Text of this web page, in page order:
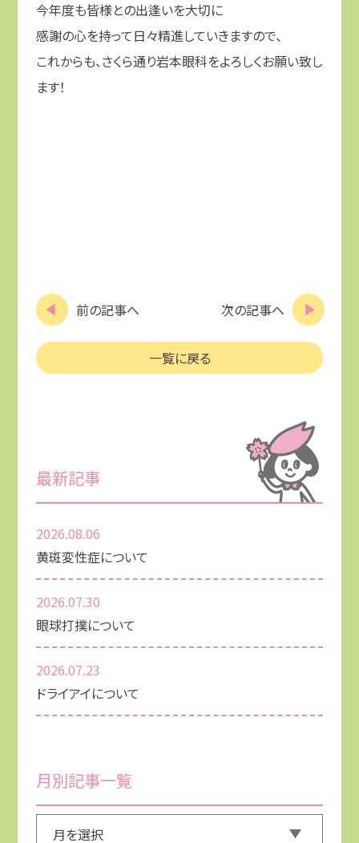
今年度も皆様との出逢いを大切に
感謝の心を持って日々精進していきますので、
これからも、さくら通り岩本眼科をよろしくお願い致し
ます！
前の記事へ
一覧に戻る
次の記事へ
最新記事
2026.08.06
黄斑変性症について
2026.07.30
眼球打撲について
2026.07.23
ドライアイについて
月別記事一覧